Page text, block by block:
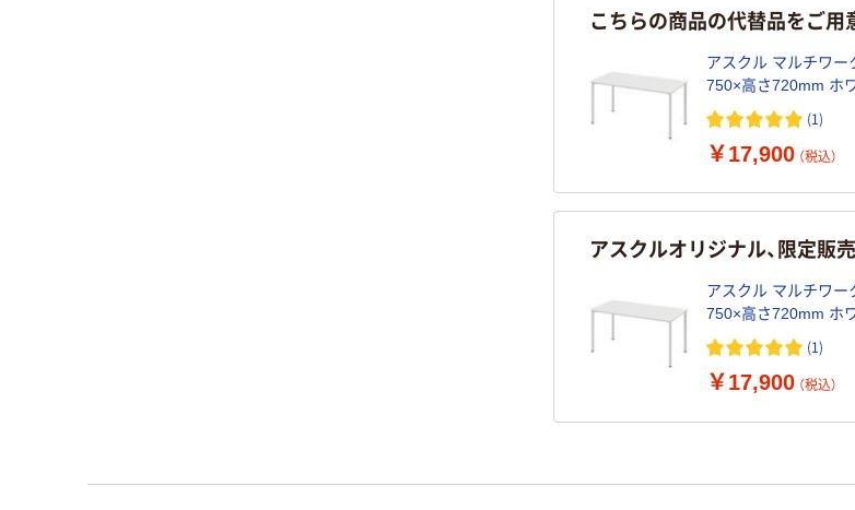
こちらの商品の代替品をご用
アスクル マルチワ
750×高さ720mm ホ
台（2梱包） オリジナル
(1)
￥17,900 （税込）
アスクルオリジナル、限定販
アスクル マルチワ
750×高さ720mm ホ
台（2梱包） オリジナル
(1)
￥17,900 （税込）